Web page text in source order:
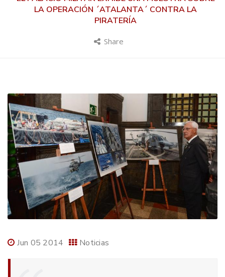
LA OPERACIÓN ´ATALANTA´ CONTRA LA
PIRATERÍA
Share
Jun 05 2014 Noticias